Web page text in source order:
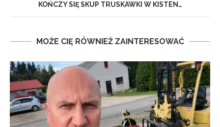
KOŃCZY SIĘ SKUP TRUSKAWKI W KISTEN…
MOŻE CIĘ RÓWNIEŻ ZAINTERESOWAĆ